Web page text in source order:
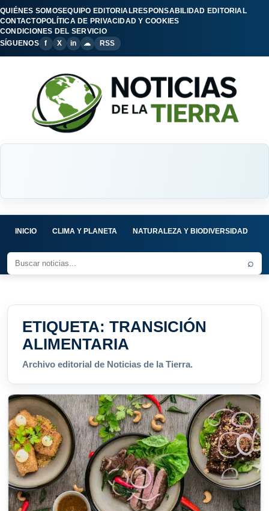
QUIÉNES SOMOSEQUIPO EDITORIALRESPONSABILIDAD EDITORIAL
CONTACTOPOLÍTICA DE PRIVACIDAD Y COOKIES
CONDICIONES DEL SERVICIO
SÍGUENOS
f X in ☁ RSS
INICIO CLIMA Y PLANETA NATURALEZA Y BIODIVERSIDAD
⌕
ETIQUETA: TRANSICIÓN
ALIMENTARIA
Archivo editorial de Noticias de la Tierra.